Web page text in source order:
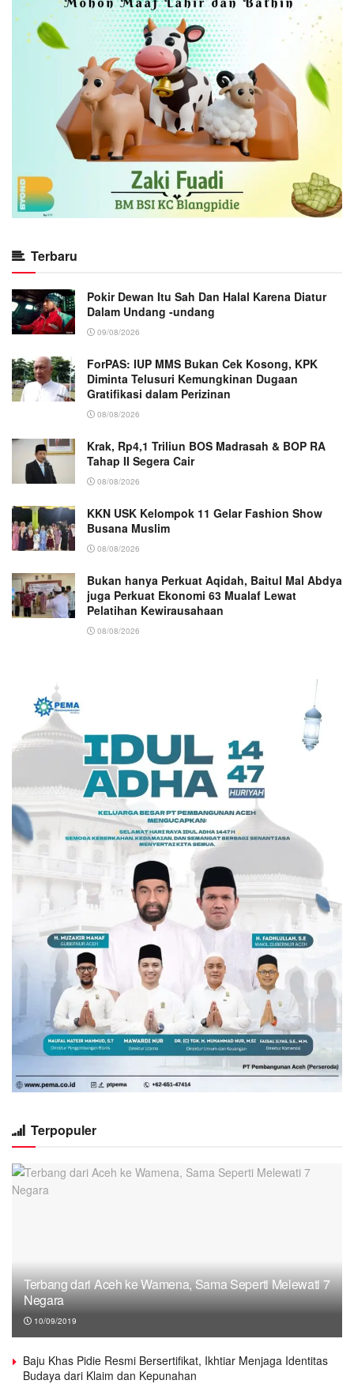
Terbaru
Pokir Dewan Itu Sah Dan Halal Karena Diatur
Dalam Undang -undang
09/08/2026
ForPAS: IUP MMS Bukan Cek Kosong, KPK
Diminta Telusuri Kemungkinan Dugaan
Gratifikasi dalam Perizinan
08/08/2026
Krak, Rp4,1 Triliun BOS Madrasah & BOP RA
Tahap II Segera Cair
08/08/2026
KKN USK Kelompok 11 Gelar Fashion Show
Busana Muslim
08/08/2026
Bukan hanya Perkuat Aqidah, Baitul Mal Abdya
juga Perkuat Ekonomi 63 Mualaf Lewat
Pelatihan Kewirausahaan
08/08/2026
Terpopuler
Terbang dari Aceh ke Wamena, Sama Seperti Melewati 7
Negara
10/09/2019
Baju Khas Pidie Resmi Bersertifikat, Ikhtiar Menjaga Identitas
Budaya dari Klaim dan Kepunahan